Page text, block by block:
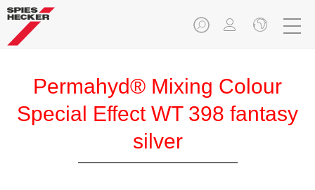
Permahyd® Mixing Colour
Special Effect WT 398 fantasy
silver